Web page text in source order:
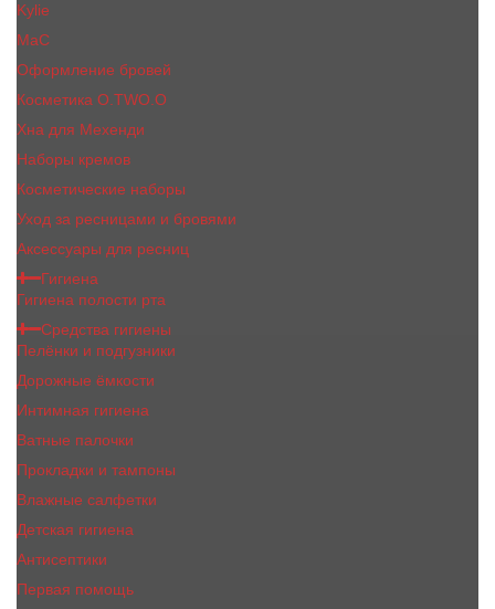
Kylie
MaC
Оформление бровей
Косметика O.TWO.O
Хна для Мехенди
Наборы кремов
Косметические наборы
Уход за ресницами и бровями
Аксессуары для ресниц
Гигиена
Гигиена полости рта
Средства гигиены
Пелёнки и подгузники
Дорожные ёмкости
Интимная гигиена
Ватные палочки
Прокладки и тампоны
Влажные салфетки
Детская гигиена
Антисептики
Первая помощь